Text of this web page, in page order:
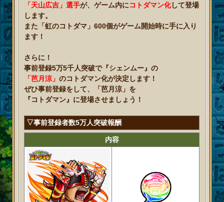
「天山広吉」選手が、ゲーム内にコトダマン化して登場
します。
また「虹のコトダマ」600個がゲーム開始時に手に入り
ます！
さらに！
事前登録5万5千人突破で『シェンムー』の
「芭月涼」のコトダマン化が決定します！
ぜひ事前登録をして、「芭月涼」を
『コトダマン』に登場させましょう！
▽事前登録者数5万人突破報酬
内容